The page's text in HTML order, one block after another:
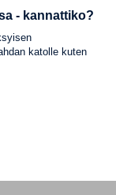
- kannattiko?
katolle kuten